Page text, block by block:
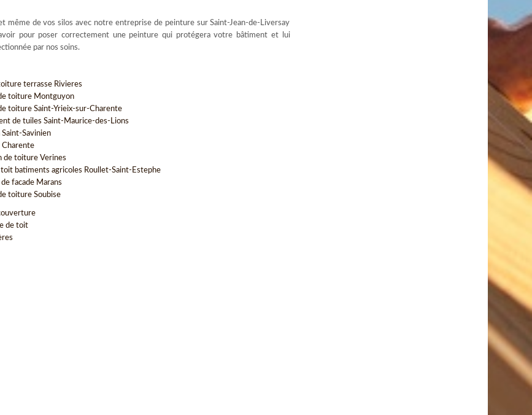
de vos silos avec notre entreprise de peinture sur Saint-Jean-de-Liversay
pour poser correctement une peinture qui protégera votre bâtiment et lui
par nos soins.
terrasse Rivieres
toiture Montguyon
toiture Saint-Yrieix-sur-Charente
de tuiles Saint-Maurice-des-Lions
Saint-Savinien
Charente
de toiture Verines
batiments agricoles Roullet-Saint-Estephe
facade Marans
toiture Soubise
de toit